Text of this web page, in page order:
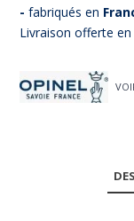
-fabriqués en
Livraison offerte